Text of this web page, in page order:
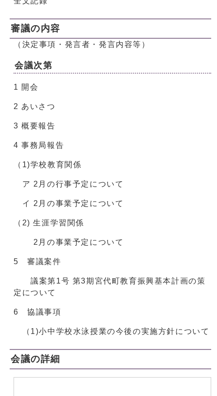
審議の内容
（決定事項・発言者・発言内容等）
会議次第
1 開会
2 あいさつ
3 概要報告
4 事務局報告
（1)学校教育関係
ア 2月の行事予定について
イ 2月の事業予定について
（2) 生涯学習関係
2月の事業予定について
5 審議案件
議案第1号 第3期宮代町教育振興基本計画の策
定について
6 協議事項
（1)小中学校水泳授業の今後の実施方針について
会議の詳細